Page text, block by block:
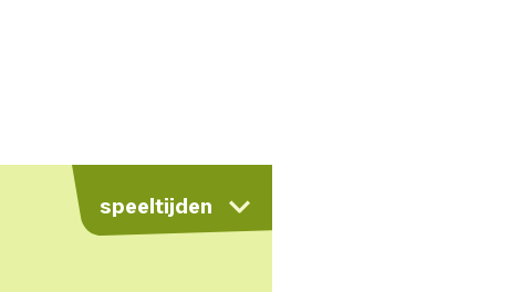
speeltijden
kaart